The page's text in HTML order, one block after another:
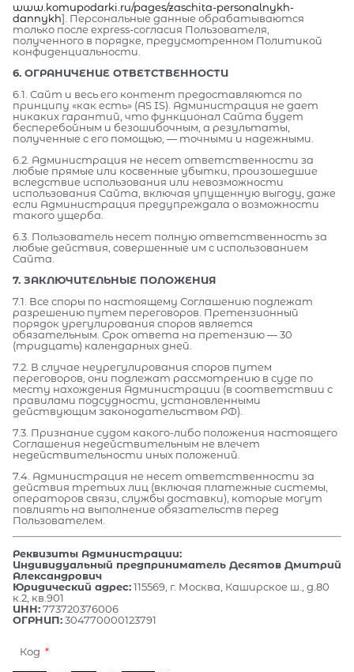
www.komupodarki.ru/pages/zaschita-personalnykh-
dannykh]. Персональные данные обрабатываются
только после express-согласия Пользователя,
полученного в порядке, предусмотренном Политикой
конфиденциальности.
6. ОГРАНИЧЕНИЕ ОТВЕТСТВЕННОСТИ
6.1. Сайт и весь его контент предоставляются по
принципу «как есть» (AS IS). Администрация не дает
никаких гарантий, что функционал Сайта будет
бесперебойным и безошибочным, а результаты,
полученные с его помощью, — точными и надежными.
6.2. Администрация не несет ответственности за
любые прямые или косвенные убытки, произошедшие
вследствие использования или невозможности
использования Сайта, включая упущенную выгоду, даже
если Администрация предупреждала о возможности
такого ущерба.
6.3. Пользователь несет полную ответственность за
любые действия, совершенные им с использованием
Сайта.
7. ЗАКЛЮЧИТЕЛЬНЫЕ ПОЛОЖЕНИЯ
7.1. Все споры по настоящему Соглашению подлежат
разрешению путем переговоров. Претензионный
порядок урегулирования споров является
обязательным. Срок ответа на претензию — 30
(тридцать) календарных дней.
7.2. В случае неурегулирования споров путем
переговоров, они подлежат рассмотрению в суде по
месту нахождения Администрации (в соответствии с
правилами подсудности, установленными
действующим законодательством РФ).
7.3. Признание судом какого-либо положения настоящего
Соглашения недействительным не влечет
недействительности иных положений.
7.4. Администрация не несет ответственности за
действия третьих лиц (включая платежные системы,
операторов связи, службы доставки), которые могут
повлиять на выполнение обязательств перед
Пользователем.
Реквизиты Администрации:
Индивидуальный предприниматель Десятов Дмитрий
Александрович
Юридический адрес:115569, г. Москва, Каширское ш., д.80
к.2, кв.901
ИНН:773720376006
ОГРНИП:304770000123791
Код